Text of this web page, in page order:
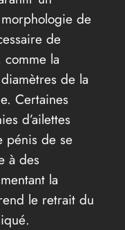
de
de
la
de la
Certaines
d’ailettes
pénis de se
à des
la
le retrait du